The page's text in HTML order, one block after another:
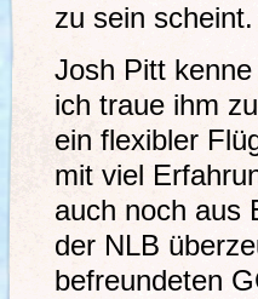
zu sein scheint.
Josh Pitt
ich traue ihm
ein flexibler
mit viel
auch noch aus
der NLB
befreundeten